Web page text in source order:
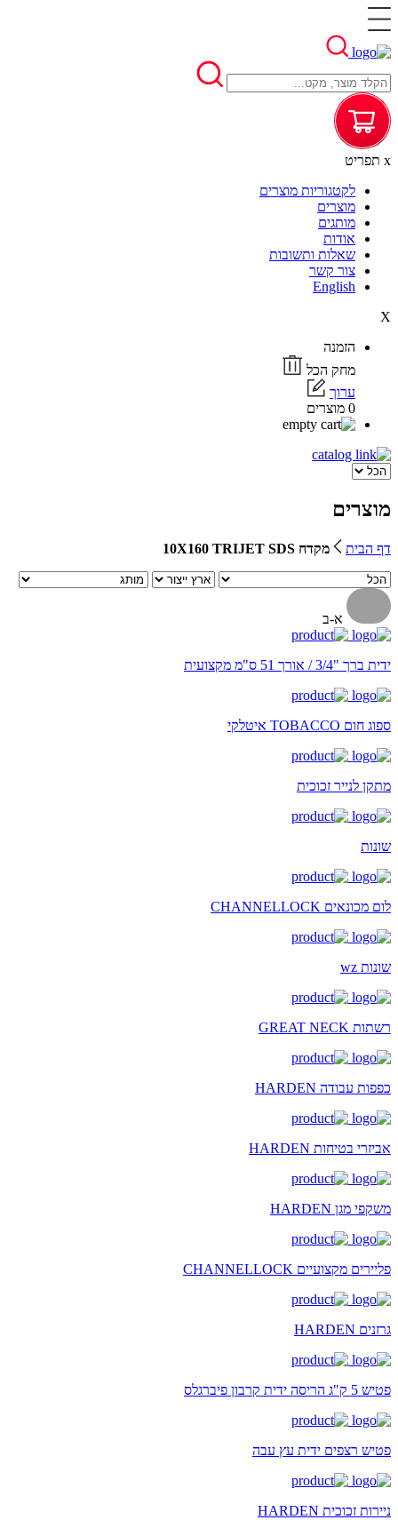
x תפריט
לקטגוריות מוצרים
מוצרים
מותגים
אודות
שאלות ותשובות
צור קשר
English
X
הזמנה
מחק הכל
ערוך
0 מוצרים
מוצרים
דף הבית מקדח 10X160 TRIJET SDS
א-ב
ידית ברך "3/4 / אורך 51 ס"מ מקצועית
ספוג חום TOBACCO איטלקי
מתקן לנייר זכוכית
שונות
לום מכונאים CHANNELLOCK
שונות wz
רשתות GREAT NECK
כפפות עבודה HARDEN
אביזרי בטיחות HARDEN
משקפי מגן HARDEN
פליירים מקצועיים CHANNELLOCK
גרזנים HARDEN
פטיש 5 ק"ג הריסה ידית קרבון פיברגלס
פטיש רצפים ידית עץ עבה
ניירות זכוכית HARDEN